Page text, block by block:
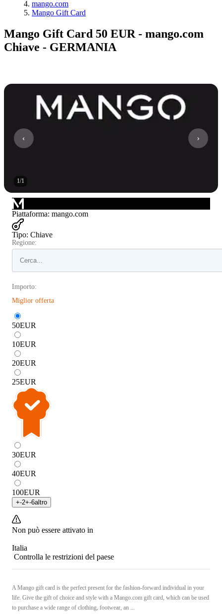
mango.com
Mango Gift Card
Mango Gift Card 50 EUR - mango.com
Chiave - GERMANIA
1/1
Piattaforma: mango.com
Tipo: Chiave
Regione:
Importo:
Miglior offerta
50EUR
10EUR
20EUR
25EUR
30EUR
40EUR
100EUR
+-2+-6altro
Non può essere attivato in
Italia
Controlla le restrizioni del paese
A Mango gift card is the perfect present for the fashion-forward individual in your
life. Give the gift of choice and style with a Mango.com gift card, which can be used
to purchase a wide range of clothing, footwear, an ...